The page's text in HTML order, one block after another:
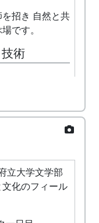
しい“たまご
瞬間でした
を招き 自然と共
です。
術
そんな意味が
る。 畑におこ
で解決してい
これから冬野
作り、畝作り
だきます。 こ
で実践してい
立大学文学部
化のフィール